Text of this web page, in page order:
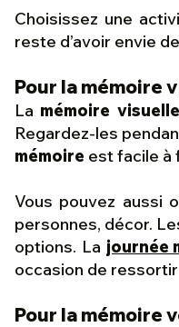
Choisissez une
reste d’avoir envie
Pour la mémoire
La mémoire visuelle
Regardez-les
mémoire est facile à
Vous pouvez aussi
personnes, décor.
options. La journée
occasion de
Pour la mémoire